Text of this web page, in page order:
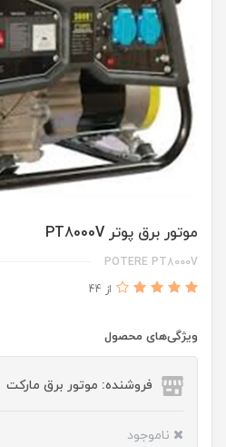
موتور برق پوتر PT8000V
POTERE PT8000V
از 44
ویژگی‌های محصول
فروشنده: موتور برق مارکت
ناموجود